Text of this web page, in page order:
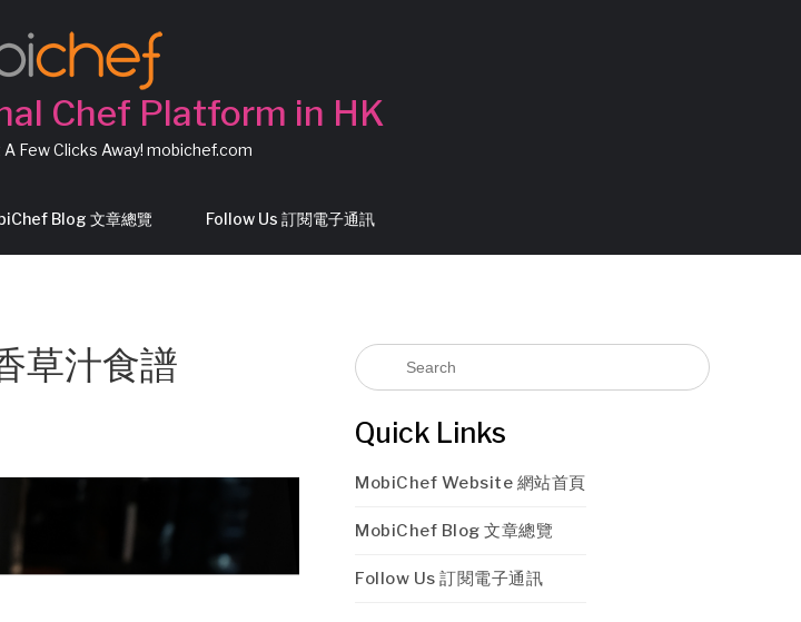
Chef Platform in HK
Few Clicks Away! mobichef.com
Blog 文章總覽 Follow Us 訂閱電子通訊
草汁食譜
Quick Links
MobiChef Website 網站首頁
MobiChef Blog 文章總覽
Follow Us 訂閱電子通訊